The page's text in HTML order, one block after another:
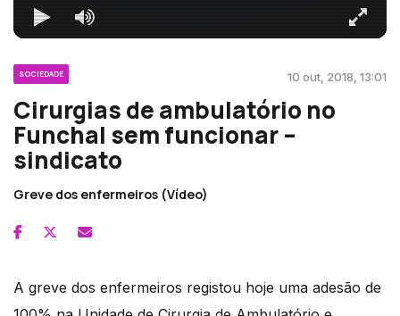
SOCIEDADE 10 out, 2018, 13:01
Cirurgias de ambulatório no
Funchal sem funcionar –
sindicato
Greve dos enfermeiros (Vídeo)
A greve dos enfermeiros registou hoje uma adesão de